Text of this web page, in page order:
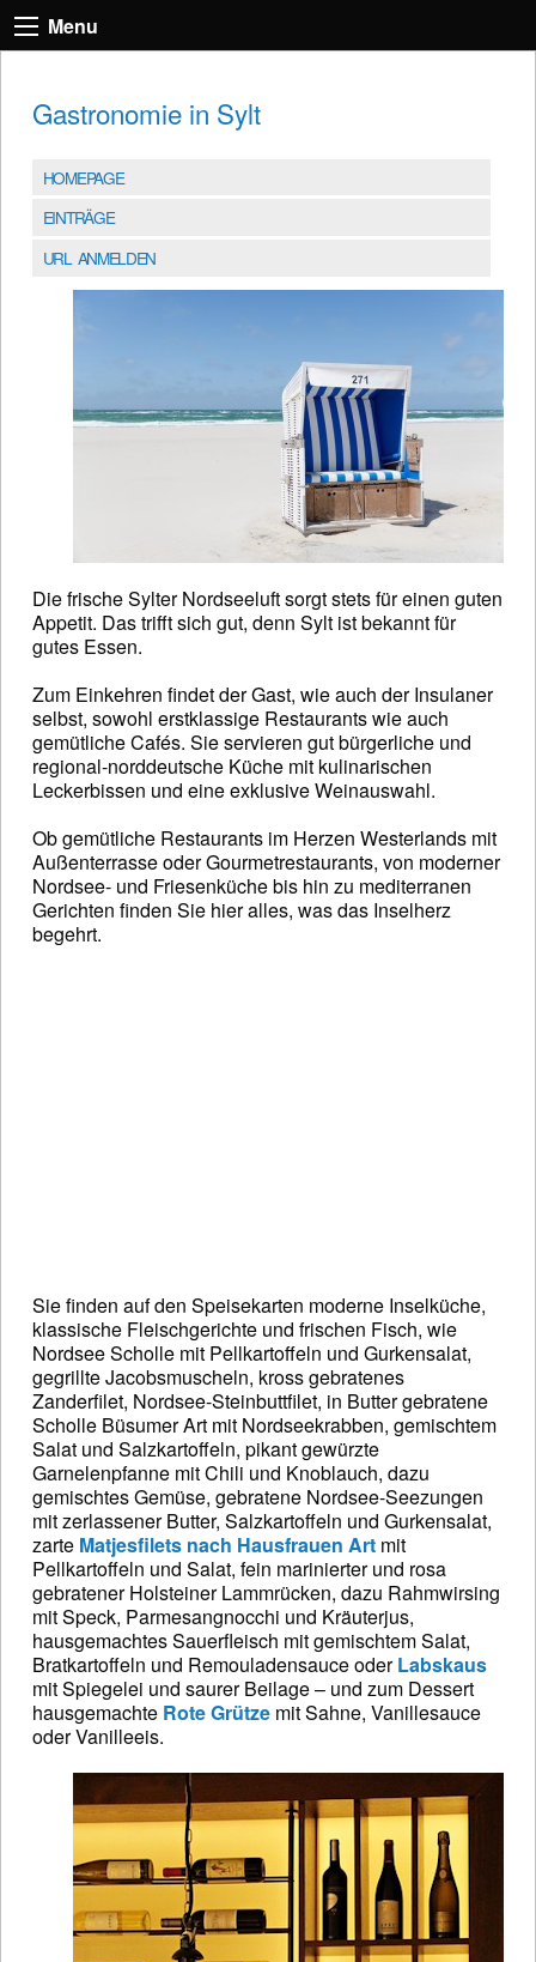
Menu
Gastronomie in Sylt
HOMEPAGE
EINTRÄGE
URL ANMELDEN
Die frische Sylter Nordseeluft sorgt stets für einen guten
Appetit. Das trifft sich gut, denn Sylt ist bekannt für
gutes Essen.
Zum Einkehren findet der Gast, wie auch der Insulaner
selbst, sowohl erstklassige Restaurants wie auch
gemütliche Cafés. Sie servieren gut bürgerliche und
regional-norddeutsche Küche mit kulinarischen
Leckerbissen und eine exklusive Weinauswahl.
Ob gemütliche Restaurants im Herzen Westerlands mit
Außenterrasse oder Gourmetrestaurants, von moderner
Nordsee- und Friesenküche bis hin zu mediterranen
Gerichten finden Sie hier alles, was das Inselherz
begehrt.
Sie finden auf den Speisekarten moderne Inselküche,
klassische Fleischgerichte und frischen Fisch, wie
Nordsee Scholle mit Pellkartoffeln und Gurkensalat,
gegrillte Jacobsmuscheln, kross gebratenes
Zanderfilet, Nordsee-Steinbuttfilet, in Butter gebratene
Scholle Büsumer Art mit Nordseekrabben, gemischtem
Salat und Salzkartoffeln, pikant gewürzte
Garnelenpfanne mit Chili und Knoblauch, dazu
gemischtes Gemüse, gebratene Nordsee-Seezungen
mit zerlassener Butter, Salzkartoffeln und Gurkensalat,
zarte Matjesfilets nach Hausfrauen Art mit
Pellkartoffeln und Salat, fein marinierter und rosa
gebratener Holsteiner Lammrücken, dazu Rahmwirsing
mit Speck, Parmesangnocchi und Kräuterjus,
hausgemachtes Sauerfleisch mit gemischtem Salat,
Bratkartoffeln und Remouladensauce oderLabskaus
mit Spiegelei und saurer Beilage – und zum Dessert
hausgemachte Rote Grütze mit Sahne, Vanillesauce
oder Vanilleeis.